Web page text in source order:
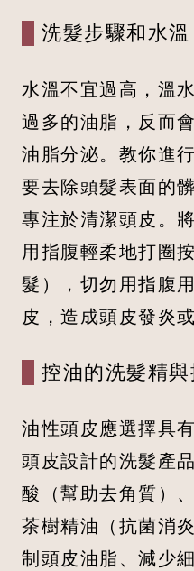
洗髮步驟和水溫
水溫不宜過高，溫
過多的油脂，反而
油脂分泌。教你進
要去除頭髮表面的
專注於清潔頭皮。
用指腹輕柔地打圈
髮），切勿用指腹
皮，造成頭皮發炎
控油的洗髮精
油性頭皮應選擇具
頭皮設計的洗髮產
酸（幫助去角質）
茶樹精油（抗菌消
制頭皮油脂、減少